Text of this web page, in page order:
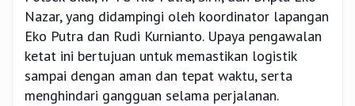
Nazar, yang didampingi oleh koordinator lapangan
Eko Putra dan Rudi Kurnianto. Upaya pengawalan
ketat ini bertujuan untuk memastikan logistik
sampai dengan aman dan tepat waktu, serta
menghindari gangguan selama perjalanan.